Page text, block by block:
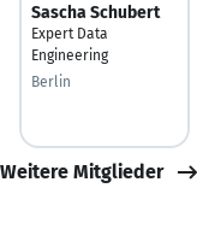
Sascha Schubert
Expert Data
Engineering
Berlin
Weitere Mitglieder